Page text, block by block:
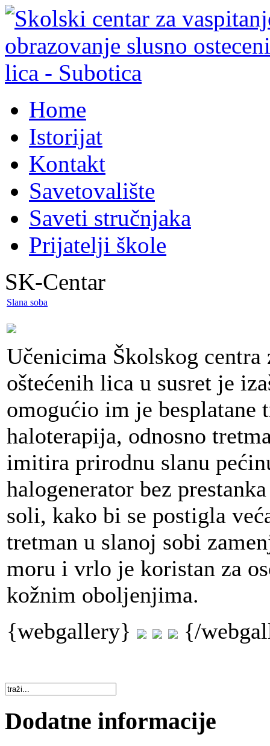
Home
Istorijat
Kontakt
Savetovalište
Saveti stručnjaka
Prijatelji škole
SK-Centar
Slana soba
Učenicima Školskog centra
oštećenih lica u susret je
omogućio im je besplatane
haloterapija, odnosno
imitira prirodnu slanu
halogenerator bez
soli, kako bi se postigla
tretman u slanoj sobi
moru i vrlo je koristan za
kožnim oboljenjima.
{webgallery}
{/
Dodatne informacije